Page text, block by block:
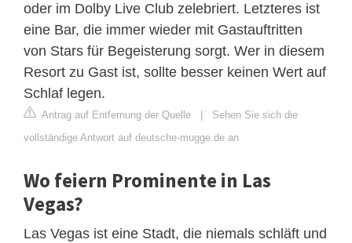
oder im Dolby Live Club zelebriert. Letzteres ist
eine Bar, die immer wieder mit Gastauftritten
von Stars für Begeisterung sorgt. Wer in diesem
Resort zu Gast ist, sollte besser keinen Wert auf
Schlaf legen.
Antrag auf Entfernung der Quelle
Sehen Sie sich die
vollständige Antwort auf deutsche-mugge.de an
Wo feiern Prominente in Las
Vegas?
Las Vegas ist eine Stadt, die niemals schläft und